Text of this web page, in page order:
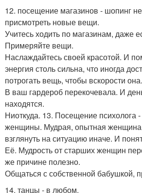
12. посещение магазинов - шопинг
присмотреть новые вещи.
Учитесь ходить по магазинам, даже
Примеряйте вещи.
Наслаждайтесь своей красотой. И
энергия столь сильна, что иногда
потрогать вещь, чтобы вскорости она.
В ваш гардероб перекочевала. И
находятся.
Ниоткуда. 13. Посещение психолога
женщины. Мудрая, опытная
взглянуть на ситуацию иначе. И
Её. Мудрость от старших женщин
же причине полезно.
Общаться с собственной бабушкой,
14. танцы - в любом.